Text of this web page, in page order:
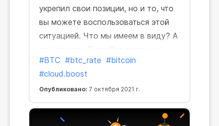
укрепил свои позиции, но и то, что
вы можете воспользоваться этой
ситуацией. Что мы имеем в виду? А
то, что курс Биткойна вырос, но
стоимость Cloud.Boost осталась
прежней!
#BTC #btc_rate #bitcoin
#cloud.boost
Опубликовано: 7 октября 2021 г.